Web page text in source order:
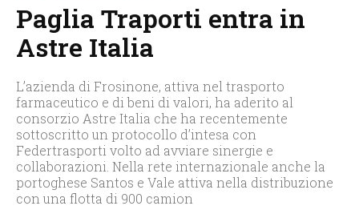
Paglia Traporti entra in
Astre Italia
L’azienda di Frosinone, attiva nel trasporto
farmaceutico e di beni di valori, ha aderito al
consorzio Astre Italia che ha recentemente
sottoscritto un protocollo d’intesa con
Federtrasporti volto ad avviare sinergie e
collaborazioni. Nella rete internazionale anche la
portoghese Santos e Vale attiva nella distribuzione
con una flotta di 900 camion